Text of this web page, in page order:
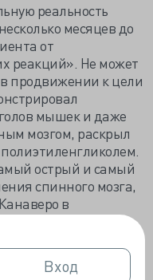
Вход
Вход
реальность
месяцев до
от
реакций». Не может
в продвижении к цели
мышек и даже
мозгом, раскрыл
острый и самый
спинного мозга,
в
Валерий
Гоффмана не